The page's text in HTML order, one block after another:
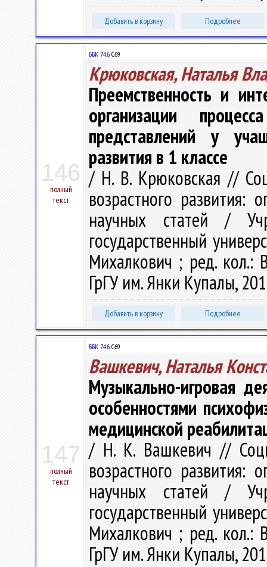
Добавить в корзину Подробнее
146
полный
текст
ББК 74.6 С69
Крюковская, Наталья
Преемственность и
организации
представлений у
развития в 1 классе
/ Н. В. Крюковская //
возрастного развития:
научных статей /
государственный
Михалкович ; ред. кол.:
ГрГУ им. Янки Купалы,
Добавить в корзину Подробнее
147
полный
текст
ББК 74.6 С69
Вашкевич, Наталья
Музыкально-игровая
особенностями
медицинской
/ Н. К. Вашкевич //
возрастного развития:
научных статей /
государственный
Михалкович ; ред. кол.:
ГрГУ им. Янки Купалы,